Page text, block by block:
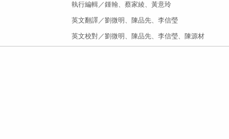
執行編輯／鍾翰、蔡家綾、黃意玲
英文翻譯／劉微明、陳品先、李信瑩
英文校對／劉微明、陳品先、李信瑩、陳源材